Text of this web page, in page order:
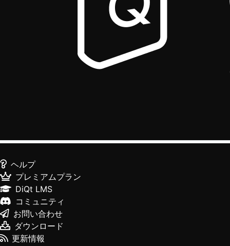
ヘルプ
プレミアムプラン
DiQt LMS
コミュニティ
お問い合わせ
ダウンロード
更新情報